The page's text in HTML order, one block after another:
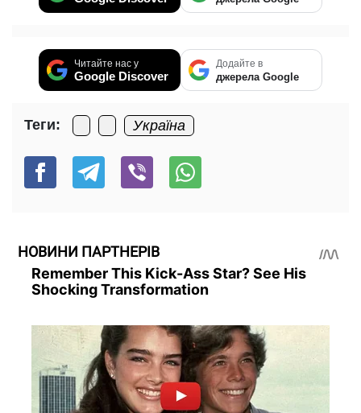
Читайте нас у
Google Discover
Додайте в
джерела Google
Теги: Україна
НОВИНИ ПАРТНЕРІВ
Remember This Kick-Ass Star? See His
Shocking Transformation